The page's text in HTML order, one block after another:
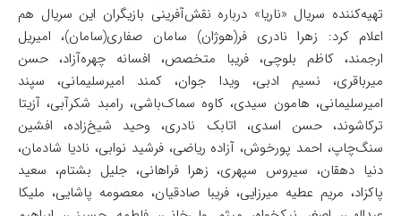
تهیه‌کننده سریال «ناریا» درباره نقش‌آفرینی بازیگران این سریال هم
اعلام کرد: زهرا نادری فر(هوژان) سامان صفاری(سامان)، امیریل
ارجمند، کاظم بلوچی، فریبا متخصص، افسانه چهره‌آزاد، حسن
میرباقری، نسیم ادبی، ویدا جوان، کمند امیرسلیمانی، سپند
امیرسلیمانی، هامون سیدی، کاوه سماک‌باشی، رامبد شکرآبی، آزیتا
ترکاشوند، حسن اسدی، اتابک نادری، وحید شیخ‌زاده، افشین
سنگ‌چاپ، احمد پورخوش، آزاده ریاضی، فرشید نوابی، نادیا شادمان،
دنیا دهقان، سیروس سپهری، زهرا فراهانی، جلیل بشتام، سعید
پاکزاد، مریم عطیه میرزایی، فریبا صادقیان، معصومه پاشایی، ملیکا